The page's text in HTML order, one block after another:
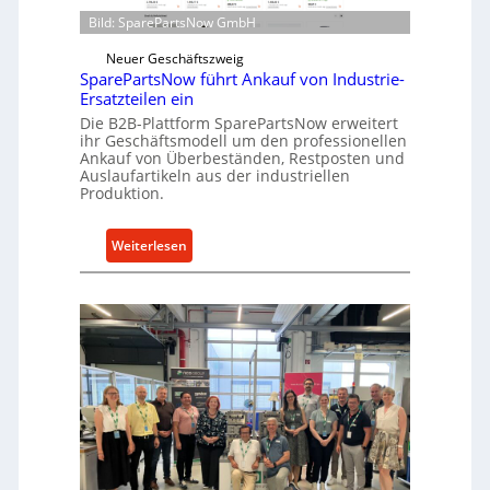
r
t
e
A
n
t
i
b
e
t
w
i
c
k
e
l
t
-
l
a
t
f
o
m
Bild: SparePartsNow GmbH
Neuer Geschäftszweig
SparePartsNow führt Ankauf von Industrie-
Ersatzteilen ein
Die B2B-Plattform SparePartsNow erweitert
ihr Geschäftsmodell um den professionellen
Ankauf von Überbeständen, Restposten und
Auslaufartikeln aus der industriellen
Produktion.
Weiterlesen
S
a
r
e
P
a
r
s